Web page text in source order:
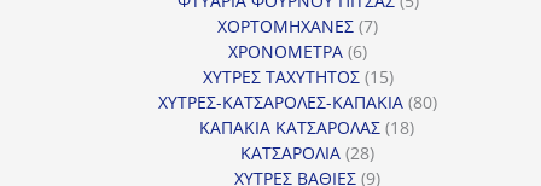
ΧΟΡΤΟΜΗΧΑΝΕΣ 77
ΧΡΟΝΟΜΕΤΡΑ 66
προϊόντα
ΧΥΤΡΕΣ ΤΑΧΥΤΗΤΟΣ 1515
προϊόντα
ΧΥΤΡΕΣ-ΚΑΤΣΑΡΟΛΕΣ-ΚΑΠΑΚΙΑ 8080
ΚΑΠΑΚΙΑ ΚΑΤΣΑΡΟΛΑΣ 1818
ΚΑΤΣΑΡΟΛΙΑ 2828
προϊόντα
ΧΥΤΡΕΣ ΒΑΘΙΕΣ 99